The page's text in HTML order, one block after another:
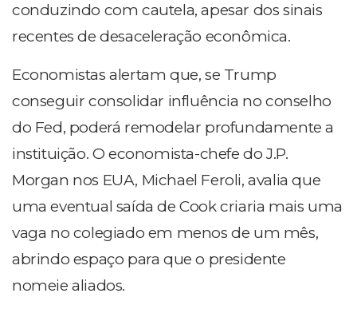
conduzindo com cautela, apesar dos sinais
recentes de desaceleração econômica.
Economistas alertam que, se Trump
conseguir consolidar influência no conselho
do Fed, poderá remodelar profundamente a
instituição. O economista-chefe do J.P.
Morgan nos EUA, Michael Feroli, avalia que
uma eventual saída de Cook criaria mais uma
vaga no colegiado em menos de um mês,
abrindo espaço para que o presidente
nomeie aliados.